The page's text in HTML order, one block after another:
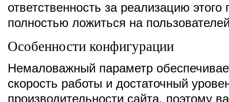
ответственность за реализацию этого
полностью ложиться на
Особенности конфигурации
Немаловажный параметр
скорость работы и достаточный
производительности сайта, поэтому